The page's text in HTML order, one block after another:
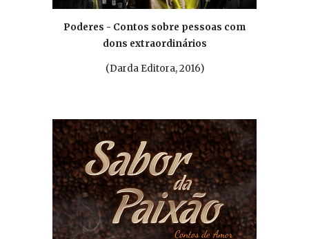
Poderes - Contos sobre pessoas com
dons extraordinários
(Darda Editora, 2016)